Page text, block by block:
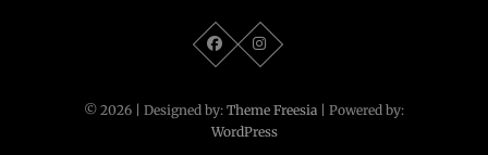
© 2026 | Designed by: Theme Freesia | Powered by:
WordPress